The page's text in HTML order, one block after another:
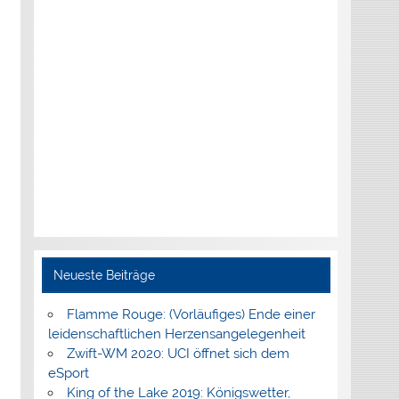
Neueste Beiträge
Flamme Rouge: (Vorläufiges) Ende einer
leidenschaftlichen Herzensangelegenheit
Zwift-WM 2020: UCI öffnet sich dem
eSport
King of the Lake 2019: Königswetter,